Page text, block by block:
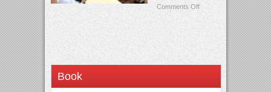
Comments Off
Book